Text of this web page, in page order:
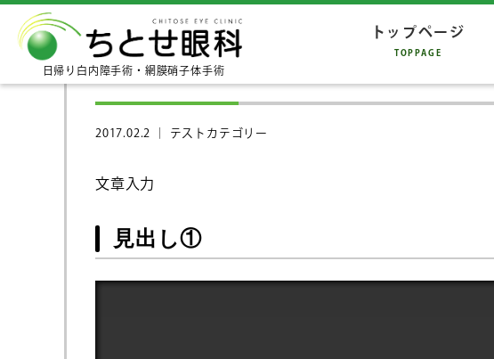
日帰り白内障手術・網膜硝子体手術
トップページ
TOPPAGE
テスト投稿４
2017.02.2 ｜ テストカテゴリー
文章入力
見出し①